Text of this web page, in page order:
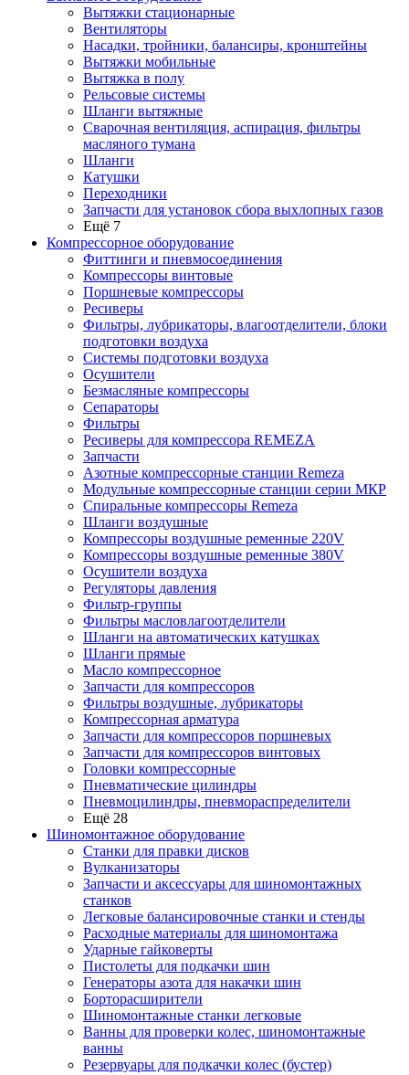
Вытяжки стационарные
Вентиляторы
Насадки, тройники, балансиры, кронштейны
Вытяжки мобильные
Вытяжка в полу
Рельсовые системы
Шланги вытяжные
Сварочная вентиляция, аспирация, фильтры
масляного тумана
Шланги
Катушки
Переходники
Запчасти для установок сбора выхлопных газов
Ещё 7
Компрессорное оборудование
Фиттинги и пневмосоединения
Компрессоры винтовые
Поршневые компрессоры
Ресиверы
Фильтры, лубрикаторы, влагоотделители, блоки
подготовки воздуха
Системы подготовки воздуха
Осушители
Безмасляные компрессоры
Сепараторы
Фильтры
Ресиверы для компрессора REMEZA
Запчасти
Азотные компрессорные станции Remeza
Модульные компрессорные станции серии МКР
Спиральные компрессоры Remeza
Шланги воздушные
Компрессоры воздушные ременные 220V
Компрессоры воздушные ременные 380V
Осушители воздуха
Регуляторы давления
Фильтр-группы
Фильтры масловлагоотделители
Шланги на автоматических катушках
Шланги прямые
Масло компрессорное
Запчасти для компрессоров
Фильтры воздушные, лубрикаторы
Компрессорная арматура
Запчасти для компрессоров поршневых
Запчасти для компрессоров винтовых
Головки компрессорные
Пневматические цилиндры
Пневмоцилиндры, пневмораспределители
Ещё 28
Шиномонтажное оборудование
Станки для правки дисков
Вулканизаторы
Запчасти и аксессуары для шиномонтажных
станков
Легковые балансировочные станки и стенды
Расходные материалы для шиномонтажа
Ударные гайковерты
Пистолеты для подкачки шин
Генераторы азота для накачки шин
Борторасширители
Шиномонтажные станки легковые
Ванны для проверки колес, шиномонтажные
ванны
Резервуары для подкачки колес (бустер)